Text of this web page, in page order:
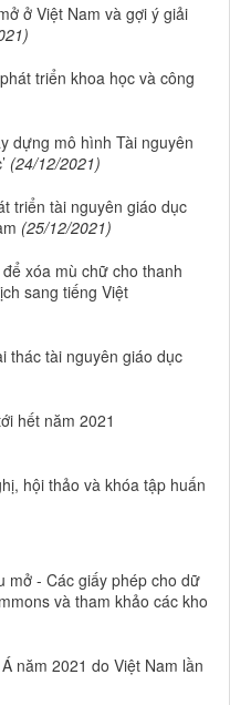
ở Việt Nam và gợi ý giải
triển khoa học và công
dựng mô hình Tài nguyên
(24/12/2021)
triển tài nguyên giáo dục
(25/12/2021)
xóa mù chữ cho thanh
sang tiếng Việt
thác tài nguyên giáo dục
hết năm 2021
hội thảo và khóa tập huấn
mở - Các giấy phép cho dữ
và tham khảo các kho
năm 2021 do Việt Nam lần